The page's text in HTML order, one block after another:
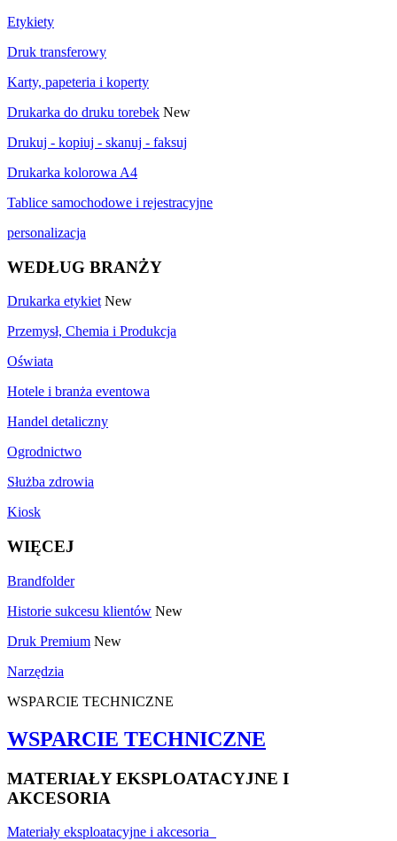
Etykiety
Druk transferowy
Karty, papeteria i koperty
Drukarka do druku torebek New
Drukuj - kopiuj - skanuj - faksuj
Drukarka kolorowa A4
Tablice samochodowe i rejestracyjne
personalizacja
WEDŁUG BRANŻY
Drukarka etykiet New
Przemysł, Chemia i Produkcja
Oświata
Hotele i branża eventowa
Handel detaliczny
Ogrodnictwo
Służba zdrowia
Kiosk
WIĘCEJ
Brandfolder
Historie sukcesu klientów New
Druk Premium New
Narzędzia
WSPARCIE TECHNICZNE
WSPARCIE TECHNICZNE
MATERIAŁY EKSPLOATACYJNE I
AKCESORIA
Materiały eksploatacyjne i akcesoria